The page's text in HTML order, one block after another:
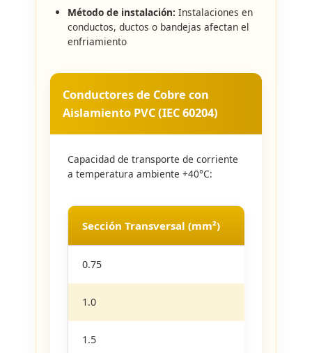
Método de instalación: Instalaciones en
conductos, ductos o bandejas afectan el
enfriamiento
Conductores de Cobre con
Aislamiento PVC (IEC 60204)
Capacidad de transporte de corriente
a temperatura ambiente +40°C:
Sección Transversal (mm²)
0.75
1.0
1.5